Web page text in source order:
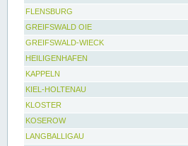
FLENSBURG
GREIFSWALD OIE
GREIFSWALD-WIECK
HEILIGENHAFEN
KAPPELN
KIEL-HOLTENAU
KLOSTER
KOSEROW
LANGBALLIGAU